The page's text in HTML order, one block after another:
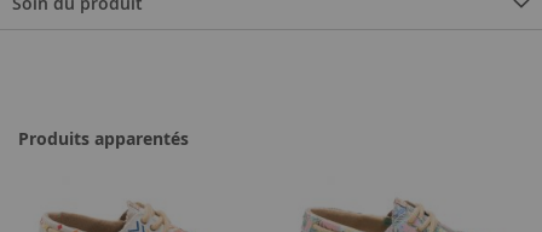
Produits apparentés